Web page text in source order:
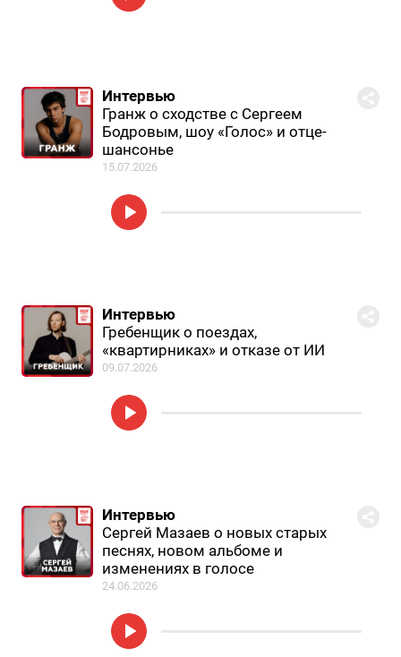
Интервью
Гранж о сходстве с Сергеем
Бодровым, шоу «Голос» и отце-
шансонье
15.07.2026
Интервью
Гребенщик о поездах,
«квартирниках» и отказе от ИИ
09.07.2026
Интервью
Сергей Мазаев о новых старых
песнях, новом альбоме и
изменениях в голосе
24.06.2026